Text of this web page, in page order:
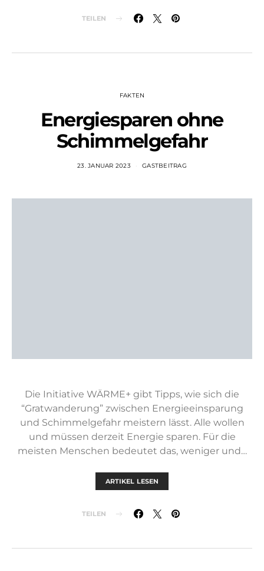
TEILEN
FAKTEN
Energiesparen ohne
Schimmelgefahr
23. JANUAR 2023 GASTBEITRAG
Die Initiative WÄRME+ gibt Tipps, wie sich die
“Gratwanderung” zwischen Energieeinsparung
und Schimmelgefahr meistern lässt. Alle wollen
und müssen derzeit Energie sparen. Für die
meisten Menschen bedeutet das, weniger und…
ARTIKEL LESEN
TEILEN